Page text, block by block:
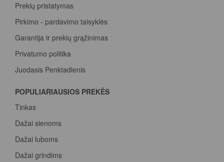
Prekių pristatymas
Pirkimo - pardavimo taisyklės
Garantija ir prekių grąžinimas
Privatumo politika
Juodasis Penktadienis
POPULIARIAUSIOS PREKĖS
Tinkas
Dažai sienoms
Dažai luboms
Dažai grindims